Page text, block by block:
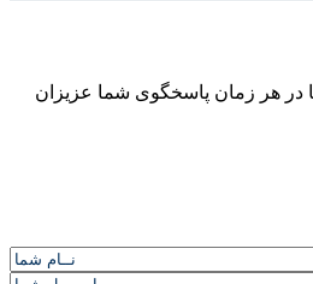
در هر زمان پاسخگوی شما عزیزان